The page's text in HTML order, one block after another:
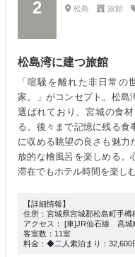
2 松島 旅館
松島湾に建つ旅館
「喧騒を離れた非日常
家。」がコンセプト。松島
選ばれており、宮城の食
る。後々まで記憶に残る食
に収める眺望の良さも魅力
放的な檜風呂を楽しめる。
滞在でもホテル時間を楽し
【詳細情報】
住所：宮城県宮城郡松島町手樽
アクセス： [車]JR仙石線 高城
客室数：11室
料金：◆二人素泊まり：32,600